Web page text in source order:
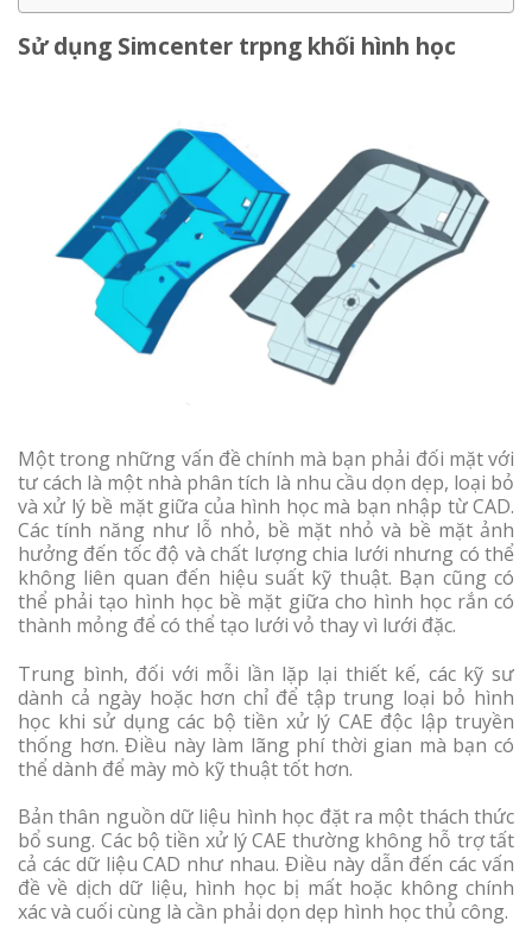
Sử dụng Simcenter trpng khối hình học
Một trong những vấn đề chính mà bạn phải đối mặt với
tư cách là một nhà phân tích là nhu cầu dọn dẹp, loại bỏ
và xử lý bề mặt giữa của hình học mà bạn nhập từ CAD.
Các tính năng như lỗ nhỏ, bề mặt nhỏ và bề mặt ảnh
hưởng đến tốc độ và chất lượng chia lưới nhưng có thể
không liên quan đến hiệu suất kỹ thuật. Bạn cũng có
thể phải tạo hình học bề mặt giữa cho hình học rắn có
thành mỏng để có thể tạo lưới vỏ thay vì lưới đặc.
Trung bình, đối với mỗi lần lặp lại thiết kế, các kỹ sư
dành cả ngày hoặc hơn chỉ để tập trung loại bỏ hình
học khi sử dụng các bộ tiền xử lý CAE độc lập truyền
thống hơn. Điều này làm lãng phí thời gian mà bạn có
thể dành để mày mò kỹ thuật tốt hơn.
Bản thân nguồn dữ liệu hình học đặt ra một thách thức
bổ sung. Các bộ tiền xử lý CAE thường không hỗ trợ tất
cả các dữ liệu CAD như nhau. Điều này dẫn đến các vấn
đề về dịch dữ liệu, hình học bị mất hoặc không chính
xác và cuối cùng là cần phải dọn dẹp hình học thủ công.